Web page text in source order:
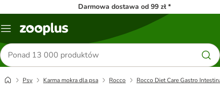
Darmowa dostawa od 99 zł *
Menu
Szukaj
produktów
Psy Karma mokra dla psa Rocco Rocco Diet Care Gastro